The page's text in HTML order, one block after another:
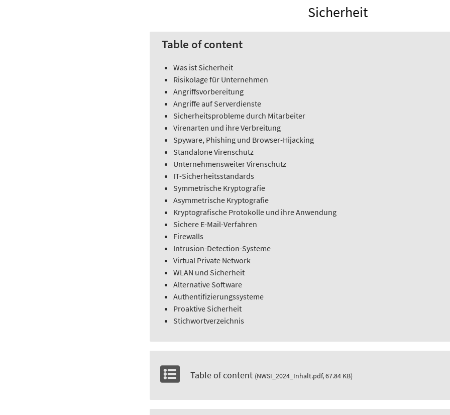
Sicherheit
Table of content
Was ist Sicherheit
Risikolage für Unternehmen
Angriffsvorbereitung
Angriffe auf Serverdienste
Sicherheitsprobleme durch Mitarbeiter
Virenarten und ihre Verbreitung
Spyware, Phishing und Browser-Hijacking
Standalone Virenschutz
Unternehmensweiter Virenschutz
IT-Sicherheitsstandards
Symmetrische Kryptografie
Asymmetrische Kryptografie
Kryptografische Protokolle und ihre Anwendung
Sichere E-Mail-Verfahren
Firewalls
Intrusion-Detection-Systeme
Virtual Private Network
WLAN und Sicherheit
Alternative Software
Authentifizierungssysteme
Proaktive Sicherheit
Stichwortverzeichnis
Table of content (NWSI_2024_Inhalt.pdf, 67.84 KB)